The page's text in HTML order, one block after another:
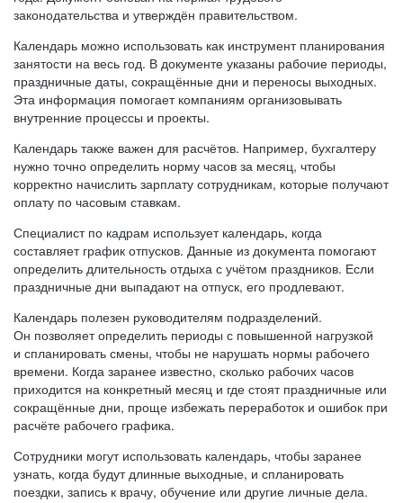
законодательства и утверждён правительством.
Календарь можно использовать как инструмент планирования
занятости на весь год. В документе указаны рабочие периоды,
праздничные даты, сокращённые дни и переносы выходных.
Эта информация помогает компаниям организовывать
внутренние процессы и проекты.
Календарь также важен для расчётов. Например, бухгалтеру
нужно точно определить норму часов за месяц, чтобы
корректно начислить зарплату сотрудникам, которые получают
оплату по часовым ставкам.
Специалист по кадрам использует календарь, когда
составляет график отпусков. Данные из документа помогают
определить длительность отдыха с учётом праздников. Если
праздничные дни выпадают на отпуск, его продлевают.
Календарь полезен руководителям подразделений.
Он позволяет определить периоды с повышенной нагрузкой
и спланировать смены, чтобы не нарушать нормы рабочего
времени. Когда заранее известно, сколько рабочих часов
приходится на конкретный месяц и где стоят праздничные или
сокращённые дни, проще избежать переработок и ошибок при
расчёте рабочего графика.
Сотрудники могут использовать календарь, чтобы заранее
узнать, когда будут длинные выходные, и спланировать
поездки, запись к врачу, обучение или другие личные дела.